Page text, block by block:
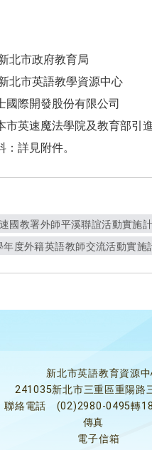
北市政府教育局
北市英語教學資源中心
發股份有限公司
市英速魔法學院及教育部引
詳見附件。
國教署外師平溪聯誼活動實施
年度外籍英語教師交流活動實施
新北市英語教育資源
241035新北市三重區重陽路
聯絡電話
(02)2980-0495轉
傳真
電子信箱